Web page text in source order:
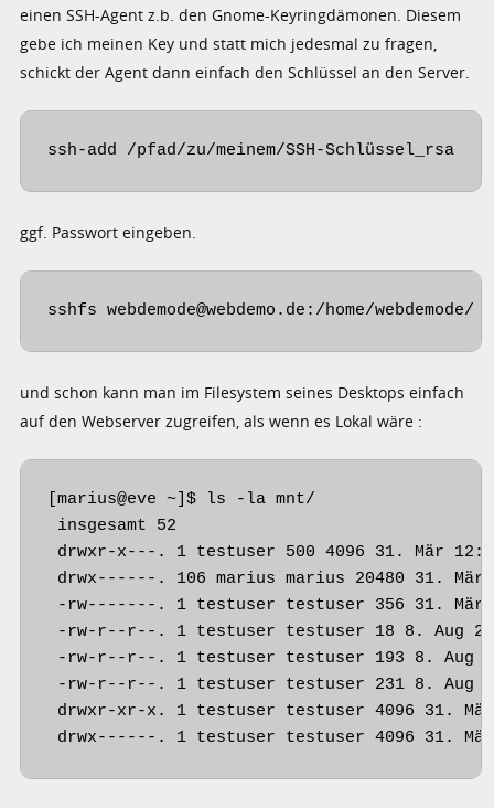
einen SSH-Agent z.b. den Gnome-Keyringdämonen. Diesem
gebe ich meinen Key und statt mich jedesmal zu fragen,
schickt der Agent dann einfach den Schlüssel an den Server.
ssh-add /pfad/zu/meinem/SSH-Schlüssel_rsa
ggf. Passwort eingeben.
sshfs webdemode@webdemo.de:/home/webdemode/
und schon kann man im Filesystem seines Desktops einfach
auf den Webserver zugreifen, als wenn es Lokal wäre :
[marius@eve ~]$ ls -la mnt/
insgesamt 52
drwxr-x---. 1 testuser 500 4096 31. Mär
drwx------. 106 marius marius 20480 31.
-rw-------. 1 testuser testuser 356 31. Mär
-rw-r--r--. 1 testuser testuser 18 8. Aug
-rw-r--r--. 1 testuser testuser 193 8. Aug
-rw-r--r--. 1 testuser testuser 231 8. Aug
drwxr-xr-x. 1 testuser testuser 4096 31.
drwx------. 1 testuser testuser 4096 31.